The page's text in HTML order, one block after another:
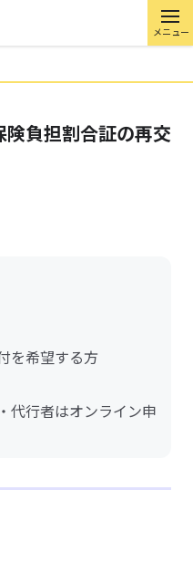
メニュー
険負担割合証の再交
を希望する方
代行者はオンライン申